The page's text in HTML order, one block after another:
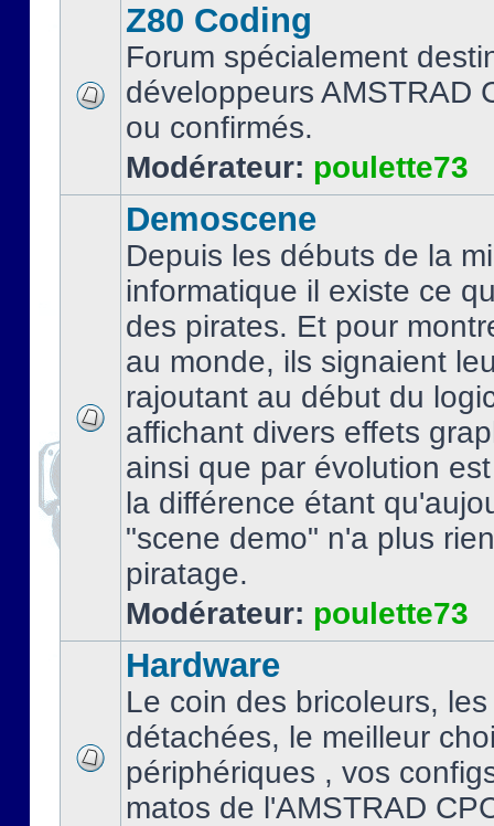
Z80 Coding
Forum spécialement
développeurs AMSTRAD
ou confirmés.
Modérateur: poulette73
Demoscene
Depuis les débuts de la
informatique il existe ce
des pirates. Et pour
au monde, ils signaient
rajoutant au début du
affichant divers effets
ainsi que par évolution
la différence étant
"scene demo" n'a plus
piratage.
Modérateur: poulette73
Hardware
Le coin des bricoleurs,
détachées, le meilleur
périphériques , vos
matos de l'AMSTRAD